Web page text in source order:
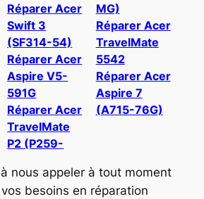
Réparer Acer
Swift 3
(SF314-54)
Réparer Acer
Aspire V5-
591G
Réparer Acer
TravelMate
P2 (P259-
MG)
Réparer Acer
TravelMate
5542
Réparer Acer
Aspire 7
(A715-76G)
à nous appeler à tout moment
besoins en réparation